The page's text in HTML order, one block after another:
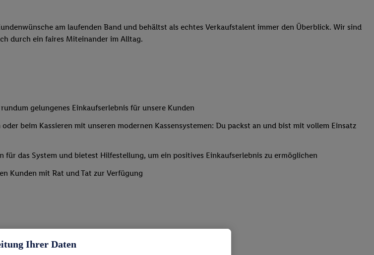
am laufenden Band und behältst als echtes Verkaufstalent immer den Überblick. Wir sind
durch ein faires Miteinander im Alltag.
gelungenes Einkaufserlebnis für unsere Kunden
beim Kassieren mit unseren modernen Kassensystemen: Du packst an und bist mit vollem Einsatz
das System und bietest Hilfestellung, um ein positives Einkaufserlebnis zu ermöglichen
Kunden mit Rat und Tat zur Verfügung
Ihrer Daten